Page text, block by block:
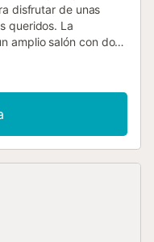
disfrutar de unas
queridos. La
amplio salón con dos
dormitorios con
y dos baños
seis personas. Entre
Wi-Fi y una smart TV
ofrece un